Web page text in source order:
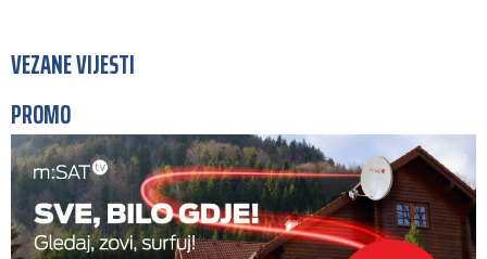
VEZANE VIJESTI
PROMO